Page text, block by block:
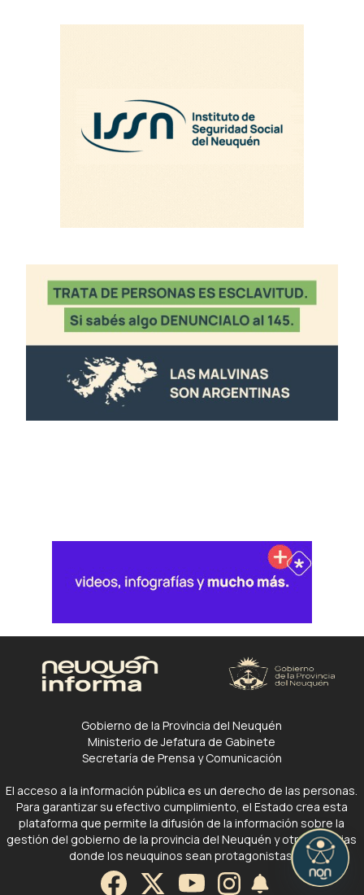
Gobierno de la Provincia del Neuquén
Ministerio de Jefatura de Gabinete
Secretaría de Prensa y Comunicación
El acceso a la información pública es un derecho de las personas.
Para garantizar su efectivo cumplimiento, el Estado crea esta
plataforma que permite la difusión de la información sobre la
gestión del gobierno de la provincia del Neuquén y otras noticias
donde los neuquinos sean protagonistas.